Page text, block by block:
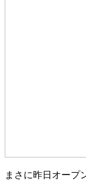
まさに昨日オープ